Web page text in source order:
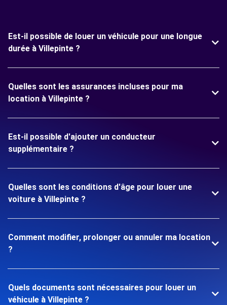
Est-il possible de louer un véhicule pour une longue
durée à Villepinte ?
Quelles sont les assurances incluses pour ma
location à Villepinte ?
Est-il possible d'ajouter un conducteur
supplémentaire ?
Quelles sont les conditions d'âge pour louer une
voiture à Villepinte ?
Comment modifier, prolonger ou annuler ma location
?
Quels documents sont nécessaires pour louer un
véhicule à Villepinte ?